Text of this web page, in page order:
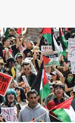
SHEINBAUM